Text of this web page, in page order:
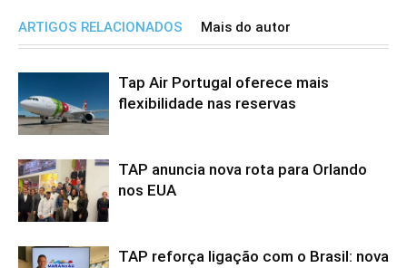
ARTIGOS RELACIONADOS Mais do autor
Tap Air Portugal oferece mais
flexibilidade nas reservas
TAP anuncia nova rota para Orlando
nos EUA
TAP reforça ligação com o Brasil: nova